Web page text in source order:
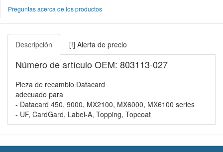
Preguntas acerca de los productos
Descripción [!] Alerta de precio
Número de artículo OEM: 803113-027
Pieza de recambio Datacard
adecuado para
- Datacard 450, 9000, MX2100, MX6000, MX6100 series
- UF, CardGard, Label-A, Topping, Topcoat